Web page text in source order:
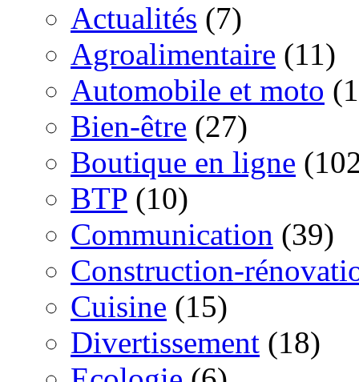
Actualités (7)
Agroalimentaire (11)
Automobile et moto
Bien-être (27)
Boutique en ligne
BTP (10)
Communication (39)
Construction-
Cuisine (15)
Divertissement (18)